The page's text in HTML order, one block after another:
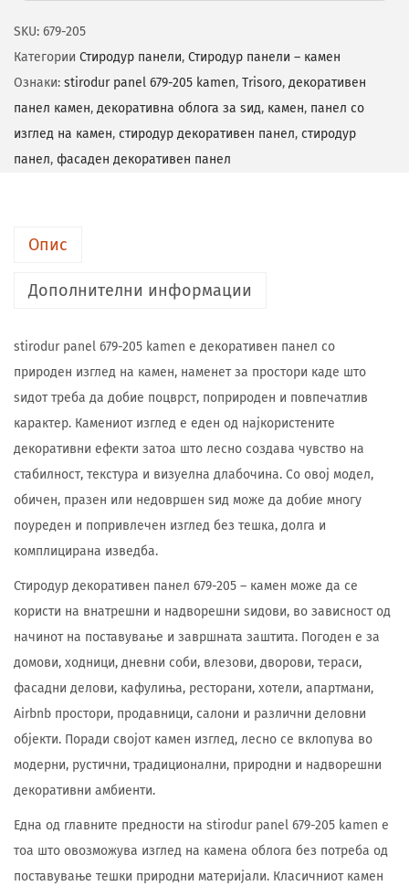
SKU: 679-205
Категории Стиродур панели, Стиродур панели – камен
Ознаки: stirodur panel 679-205 kamen, Trisoro, декоративен
панел камен, декоративна облога за ѕид, камен, панел со
изглед на камен, стиродур декоративен панел, стиродур
панел, фасаден декоративен панел
Опис
Дополнителни информации
stirodur panel 679-205 kamen е декоративен панел со
природен изглед на камен, наменет за простори каде што
ѕидот треба да добие поцврст, поприроден и повпечатлив
карактер. Камениот изглед е еден од најкористените
декоративни ефекти затоа што лесно создава чувство на
стабилност, текстура и визуелна длабочина. Со овој модел,
обичен, празен или недовршен ѕид може да добие многу
поуреден и попривлечен изглед без тешка, долга и
комплицирана изведба.
Стиродур декоративен панел 679-205 – камен може да се
користи на внатрешни и надворешни ѕидови, во зависност од
начинот на поставување и завршната заштита. Погоден е за
домови, ходници, дневни соби, влезови, дворови, тераси,
фасадни делови, кафулиња, ресторани, хотели, апартмани,
Airbnb простори, продавници, салони и различни деловни
објекти. Поради својот камен изглед, лесно се вклопува во
модерни, рустични, традиционални, природни и надворешни
декоративни амбиенти.
Една од главните предности на stirodur panel 679-205 kamen е
тоа што овозможува изглед на камена облога без потреба од
поставување тешки природни материјали. Класичниот камен